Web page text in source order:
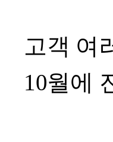
고객 여
10월에